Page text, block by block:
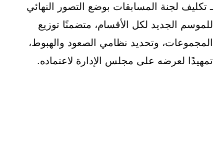
ـ تكليف لجنة المسابقات بوضع التصور النهائي
للموسم الجديد لكل الأقسام، متضمنًا توزيع
المجموعات، وتحديد نظامي الصعود والهبوط،
تمهيدًا لعرضه على مجلس الإدارة لاعتماده.